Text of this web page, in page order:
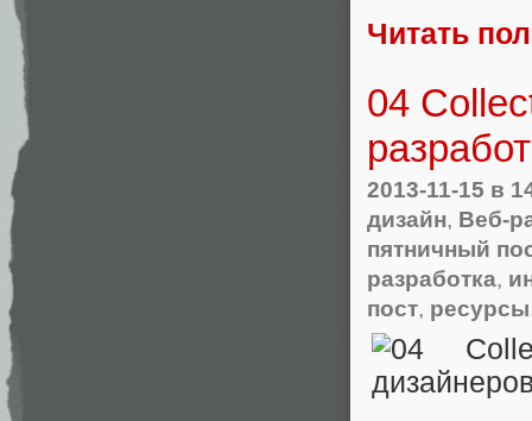
Читать
04
2013-11-15 в
дизайн, Веб-
пятничный
разработка,
пост, ресурсы